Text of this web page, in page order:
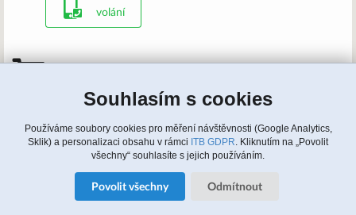
Souhlasím s cookies
Používáme soubory cookies pro měření návštěvnosti (Google Analytics,
Sklik) a personalizaci obsahu v rámci ITB GDPR. Kliknutím na „Povolit
všechny“ souhlasíte s jejich používáním.
Povolit všechny Odmítnout
volání
Zavolejte nám: 315 810 620, 608 964 464 (english)
Update cookies nastaveni
Zájem o služby